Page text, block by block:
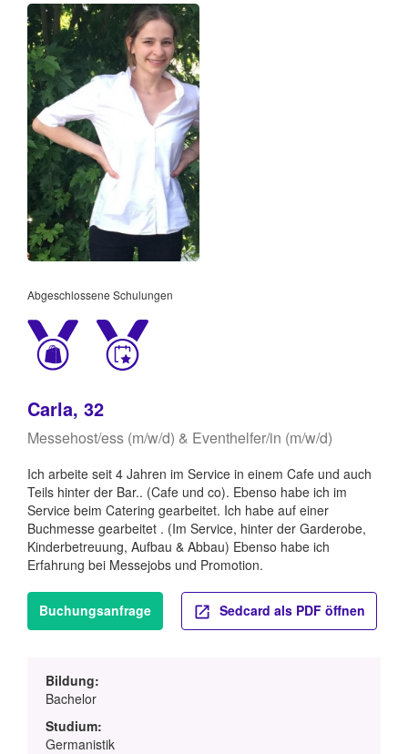
Abgeschlossene Schulungen
Carla, 32
Messehost/ess (m/w/d) & Eventhelfer/in (m/w/d)
Ich arbeite seit 4 Jahren im Service in einem Cafe und auch
Teils hinter der Bar.. (Cafe und co). Ebenso habe ich im
Service beim Catering gearbeitet. Ich habe auf einer
Buchmesse gearbeitet . (Im Service, hinter der Garderobe,
Kinderbetreuung, Aufbau & Abbau) Ebenso habe ich
Erfahrung bei Messejobs und Promotion.
Buchungsanfrage Sedcard als PDF öffnen
Bildung:
Bachelor
Studium:
Germanistik